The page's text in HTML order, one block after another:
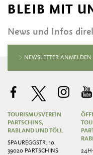
BLEIB MIT
News und Infos
NEWSLETTER ANMELDEN
TOURISMUSVEREIN
PARTSCHINS,
RABLAND UND TÖLL
SPAUREGGSTR. 10
39020 PARTSCHINS